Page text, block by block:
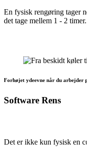
En fysisk rengøring tager
det tage mellem 1 - 2 timer.
Forhøjet ydeevne når du arbejder
Software Rens
Det er ikke kun fysisk en